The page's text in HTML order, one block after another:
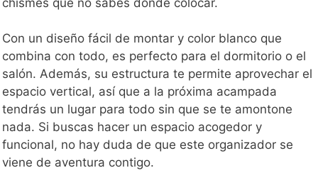
Con un diseño fácil de montar y color blanco que
combina con todo, es perfecto para el dormitorio o el
salón. Además, su estructura te permite aprovechar el
espacio vertical, así que a la próxima acampada
tendrás un lugar para todo sin que se te amontone
nada. Si buscas hacer un espacio acogedor y
funcional, no hay duda de que este organizador se
viene de aventura contigo.